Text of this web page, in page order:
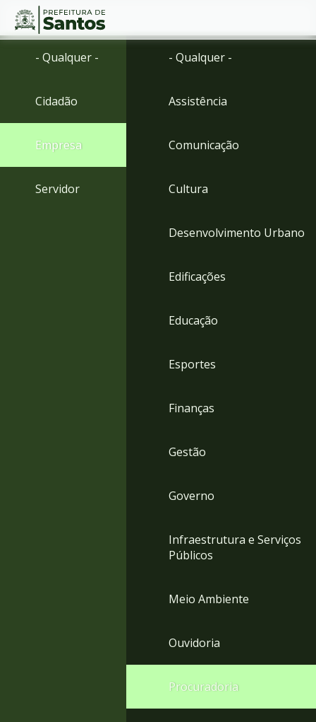
Ir
Ir
menu
Conteúdo
- Qualquer -
Cidadão
Empresa
Servidor
- Qualquer -
Assistência
Comunicação
Cultura
Desenvolvimento Urbano
Edificações
Educação
Esportes
Finanças
Gestão
Governo
Infraestrutura e Serviços
Públicos
Meio Ambiente
Ouvidoria
Procuradoria